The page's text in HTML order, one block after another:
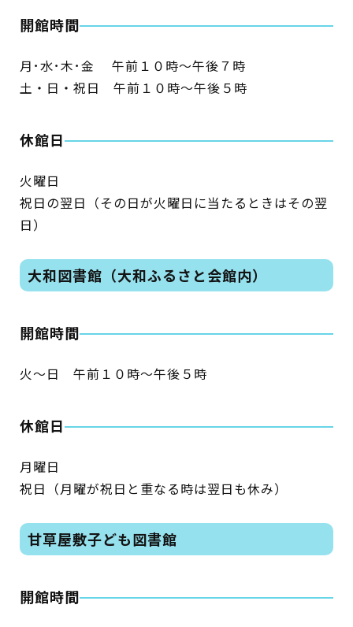
開館時間
月･水･木･金 午前１０時～午後７時
土・日・祝日 午前１０時～午後５時
休館日
火曜日
祝日の翌日（その日が火曜日に当たるときはその翌
日）
大和図書館（大和ふるさと会館内）
開館時間
火～日 午前１０時～午後５時
休館日
月曜日
祝日（月曜が祝日と重なる時は翌日も休み）
甘草屋敷子ども図書館
開館時間
こどもの図書館
おはなし会